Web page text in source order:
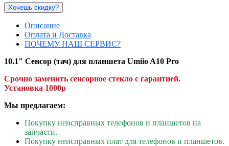
Хочешь скидку?
Описание
Оплата и Доставка
ПОЧЕМУ НАШ СЕРВИС?
10.1" Сенсор (тач) для планшета Umiio A10 Pro
Срочно заменить сенсорное стекло с гарантией.
Установка 1000р
Мы предлагаем:
Покупку неисправных телефонов и планшетов на
запчасти.
Покупку неисправных плат для телефонов и планшетов.